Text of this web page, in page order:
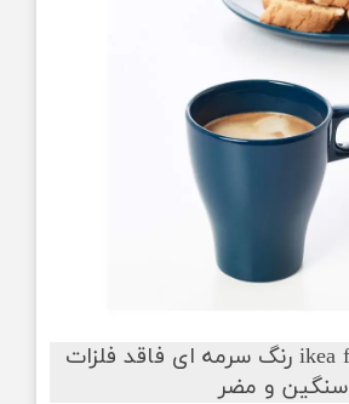
ماگ ایکیا ikea fargrik رنگ سرمه ای فاقد فلزات
سنگین و مضر